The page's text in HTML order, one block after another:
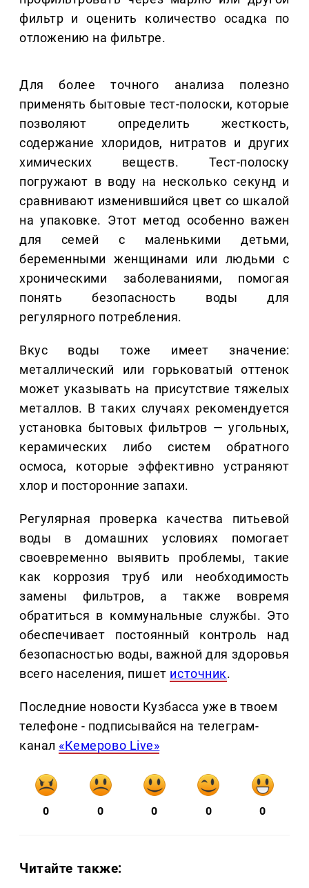
фильтр и оценить количество осадка по
отложению на фильтре.
Для более точного анализа полезно
применять бытовые тест-полоски, которые
позволяют определить жесткость,
содержание хлоридов, нитратов и других
химических веществ. Тест-полоску
погружают в воду на несколько секунд и
сравнивают изменившийся цвет со шкалой
на упаковке. Этот метод особенно важен
для семей с маленькими детьми,
беременными женщинами или людьми с
хроническими заболеваниями, помогая
понять безопасность воды для
регулярного потребления.
Вкус воды тоже имеет значение:
металлический или горьковатый оттенок
может указывать на присутствие тяжелых
металлов. В таких случаях рекомендуется
установка бытовых фильтров — угольных,
керамических либо систем обратного
осмоса, которые эффективно устраняют
хлор и посторонние запахи.
Регулярная проверка качества питьевой
воды в домашних условиях помогает
своевременно выявить проблемы, такие
как коррозия труб или необходимость
замены фильтров, а также вовремя
обратиться в коммунальные службы. Это
обеспечивает постоянный контроль над
безопасностью воды, важной для здоровья
всего населения, пишет источник.
Последние новости Кузбасса уже в твоем
телефоне - подписывайся на телеграм-
канал «Кемерово Live»
0 0 0 0 0
Читайте также: